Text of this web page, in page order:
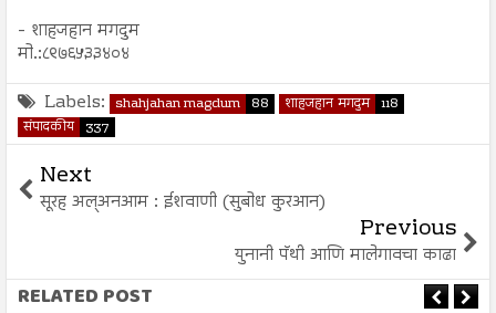
- शाहजहान मगदुम
मो.:८९७६५३३४०४
Labels: shahjahan magdum 88 शाहजहान मगदुम 118
संपादकीय 337
Next
सूरह अल्अनआम : ईशवाणी (सुबोध कुरआन)
Previous
युनानी पॅथी आणि मालेगावचा काढा
RELATED POST